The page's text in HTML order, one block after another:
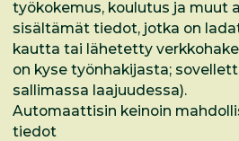
työkokemus, koulutus ja muut
sisältämät tiedot, jotka on
kautta tai lähetetty
on kyse työnhakijasta;
sallimassa laajuudessa).
Automaattisin keinoin
tiedot